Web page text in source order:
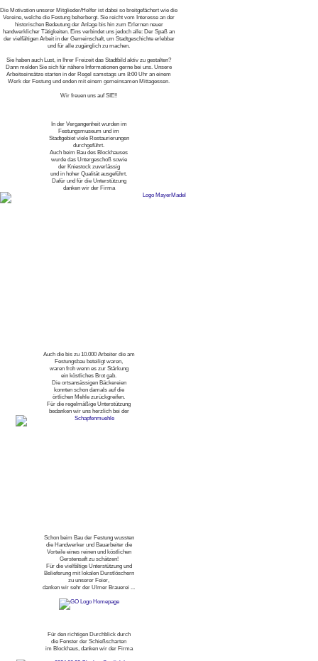
Die Motivation unserer Mitglieder/Helfer ist dabei so breitgefächert wie die
Vereine, welche die Festung beherbergt. Sie reicht vom Interesse an der
historischen Bedeutung der Anlage bis hin zum Erlernen neuer
handwerklicher Tätigkeiten. Eins verbindet uns jedoch alle: Der Spaß an
der vielfältigen Arbeit in der Gemeinschaft, um Stadtgeschichte erlebbar
und für alle zugänglich zu machen.
Sie haben auch Lust, in Ihrer Freizeit das Stadtbild aktiv zu gestalten?
Dann melden Sie sich für nähere Informationen gerne bei uns. Unsere
Arbeitseinsätze starten in der Regel samstags um 8:00 Uhr an einem
Werk der Festung und enden mit einem gemeinsamen Mittagessen.
Wir freuen uns auf SIE!!
In der Vergangenheit wurden im
Festungsmuseum und im
Stadtgebiet viele Restaurierungen
durchgeführt.
Auch beim Bau des Blockhauses
wurde das Untergeschoß sowie
der Kniestock zuverlässig
und in hoher Qualität ausgeführt.
Dafür und für die Unterstützung
danken wir der Firma
Auch die bis zu 10.000 Arbeiter die am
Festungsbau beteiligt waren,
waren froh wenn es zur Stärkung
ein köstliches Brot gab.
Die ortsansässigen Bäckereien
konnten schon damals auf die
örtlichen Mehle zurückgreifen.
Für die regelmäßige Unterstützung
bedanken wir uns herzlich bei der
Schon beim Bau der Festung wussten
die Handwerker und Bauarbeiter die
Vorteile eines reinen und köstlichen
Gerstensaft zu schätzen!
Für die vielfältige Unterstützung und
Belieferung mit lokalen Durstlöschern
zu unserer Feier,
danken wir sehr der Ulmer Brauerei ...
Für den richtigen Durchblick durch
die Fenster der Schießscharten
im Blockhaus, danken wir der Firma